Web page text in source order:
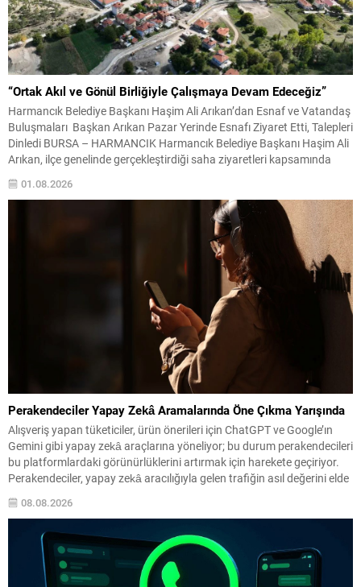
“Ortak Akıl ve Gönül Birliğiyle Çalışmaya Devam Edeceğiz”
Harmancık Belediye Başkanı Haşim Ali Arıkan’dan Esnaf ve Vatandaş
Buluşmaları Başkan Arıkan Pazar Yerinde Esnafı Ziyaret Etti, Talepleri
Dinledi BURSA – HARMANCIK Harmancık Belediye Başkanı Haşim Ali
Arıkan, ilçe genelinde gerçekleştirdiği saha ziyaretleri kapsamında
pazar yerinde esnaf ve vatandaşlarla bir araya geldi. İlçenin ekonomik
ve sosyal yaşamında önemli bir yere...
01.08.2026
Perakendeciler Yapay Zekâ Aramalarında Öne Çıkma Yarışında
Alışveriş yapan tüketiciler, ürün önerileri için ChatGPT ve Google’ın
Gemini gibi yapay zekâ araçlarına yöneliyor; bu durum perakendecileri
bu platformlardaki görünürlüklerini artırmak için harekete geçiriyor.
Perakendeciler, yapay zekâ aracılığıyla gelen trafiğin asıl değerini elde
edebilmek için satın alma sürecinin kendi sitelerinde tamamlanmasını
sağlamaya odaklanıyor. ABD’de Walmart, Ulta Beauty ve Wayfair...
08.08.2026